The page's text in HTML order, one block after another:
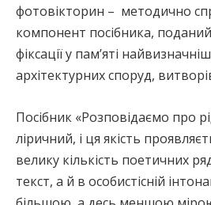
фотовікторин – методично
компонент посібника, поданий
фіксації у пам’яті
архітектурних споруд,
Посібник «Розповідаємо про
ліричний, і ця якість
велику кількість поетичних
текст, а й в особистісній